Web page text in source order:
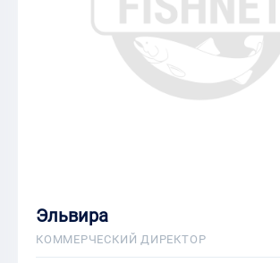
Эльвира
КОММЕРЧЕСКИЙ ДИРЕКТОР